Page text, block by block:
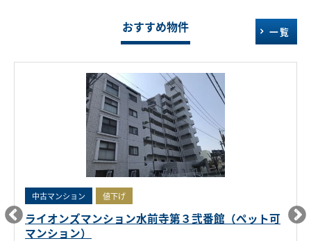
おすすめ物件 一覧
中古マンション 値下げ
ライオンズマンション水前寺第３弐番館（ペット可
マンション）